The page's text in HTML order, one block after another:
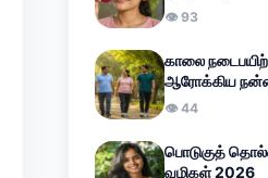
👁 93
காலை
ஆரோக்கிய
வாழ்வுக்கான
👁 44
பொடுகுத்
வழிகள் 2026